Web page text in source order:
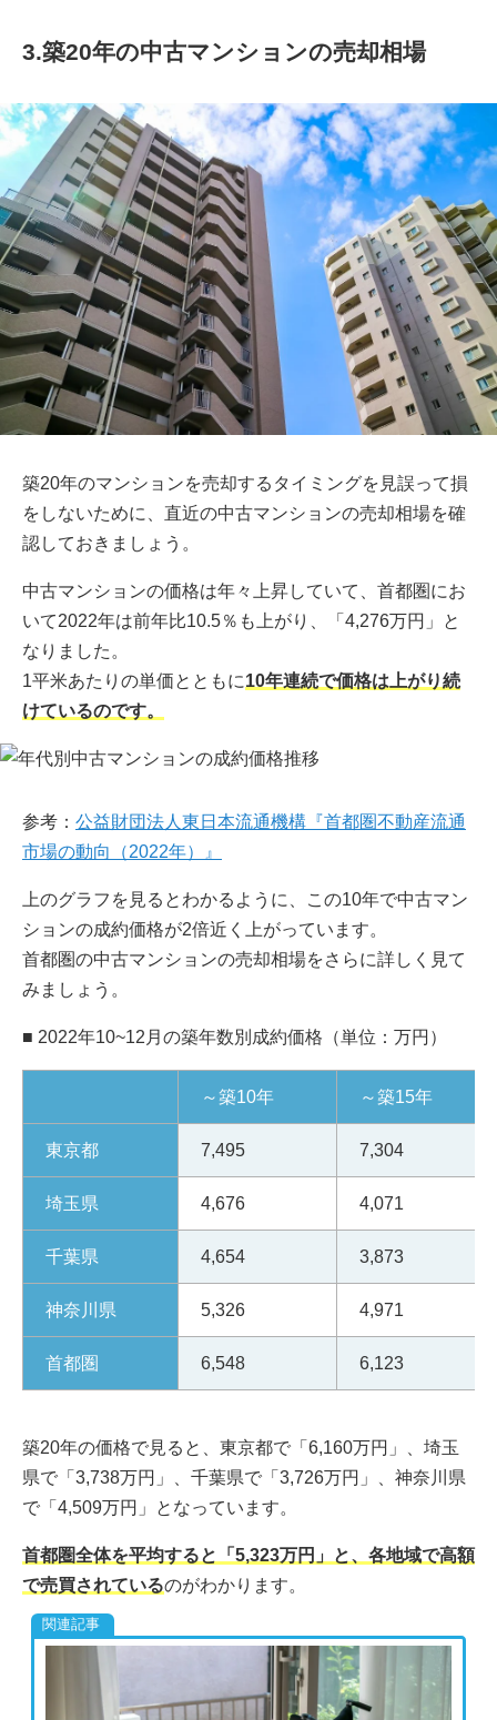
3.築20年の中古マンションの売却相場
築20年のマンションを売却するタイミングを見誤って損
をしないために、直近の中古マンションの売却相場を確
認しておきましょう。
中古マンションの価格は年々上昇していて、首都圏にお
いて2022年は前年比10.5％も上がり、「4,276万円」と
なりました。
1平米あたりの単価とともに10年連続で価格は上がり続
けているのです。
参考： 公益財団法人東日本流通機構『首都圏不動産流通
市場の動向（2022年）』
上のグラフを見るとわかるように、この10年で中古マン
ションの成約価格が2倍近く上がっています。
首都圏の中古マンションの売却相場をさらに詳しく見て
みましょう。
■ 2022年10~12月の築年数別成約価格（単位：万円）
～築10年 ～築15年
東京都 7,495 7,304
埼玉県 4,676 4,071
千葉県 4,654 3,873
神奈川県 5,326 4,971
首都圏 6,548 6,123
築20年の価格で見ると、東京都で「6,160万円」、埼玉
県で「3,738万円」、千葉県で「3,726万円」、神奈川県
で「4,509万円」となっています。
首都圏全体を平均すると「5,323万円」と、各地域で高額
で売買されているのがわかります。